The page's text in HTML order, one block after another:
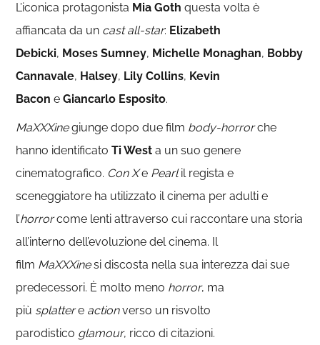
L’iconica protagonista Mia Gothquesta volta è
affiancata da un cast all-star: Elizabeth
Debicki, Moses Sumney, Michelle Monaghan, Bobby
Cannavale, Halsey, Lily Collins, Kevin
Bacon eGiancarlo Esposito.
MaXXXinegiunge dopo due film body-horrorche
hanno identificatoTi West a un suo genere
cinematografico. Con Xe Pearlil regista e
sceneggiatore ha utilizzato il cinema per adulti e
l’horrorcome lenti attraverso cui raccontare una storia
all’interno dell’evoluzione del cinema. Il
film MaXXXinesi discosta nella sua interezza dai sue
predecessori. È molto meno horror, ma
più splattere actionverso un risvolto
parodistico glamour, ricco di citazioni.